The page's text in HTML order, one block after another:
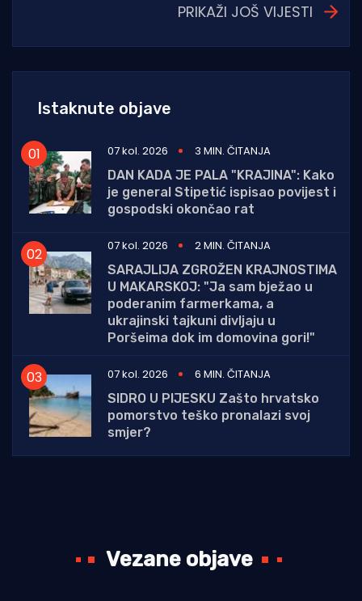
PRIKAŽI JOŠ VIJESTI
Istaknute objave
07 kol. 2026
3 MIN. ČITANJA
DAN KADA JE PALA "KRAJINA": Kako
je general Stipetić ispisao povijest i
gospodski okončao rat
07 kol. 2026
2 MIN. ČITANJA
SARAJLIJA ZGROŽEN KRAJNOSTIMA
U MAKARSKOJ: "Ja sam bježao u
poderanim farmerkama, a
ukrajinski tajkuni divljaju u
Poršeima dok im domovina gori!"
07 kol. 2026
6 MIN. ČITANJA
SIDRO U PIJESKU Zašto hrvatsko
pomorstvo teško pronalazi svoj
smjer?
Vezane objave